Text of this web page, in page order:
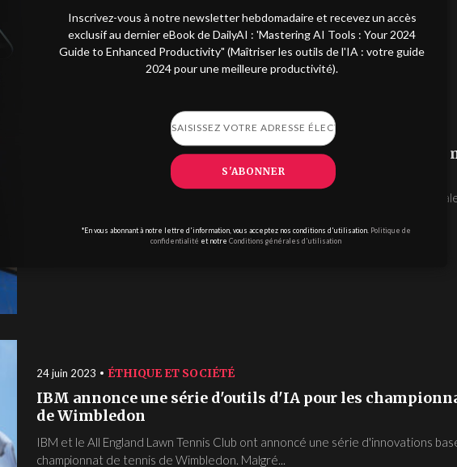
IBM publie une nouvelle étude sur l'impact de l'IA sur le
Selon une récente étude d'IBM, pas moins de 40% de la main-d'œuvre
24 juin 2023 ÉTHIQUE ET SOCIÉTÉ
IBM annonce une série d'outils d'IA pour les
de Wimbledon
IBM et le All England Lawn Tennis Club ont annoncé une série d'innovations
championnat de tennis de Wimbledon. Malgré...
Inscrivez-vous à notre newsletter hebdomadaire et recevez un accès
exclusif au dernier eBook de DailyAI : 'Mastering AI Tools : Your 2024
Guide to Enhanced Productivity" (Maîtriser les outils de l'IA : votre guide
2024 pour une meilleure productivité).
S'ABONNER
*En vous abonnant à notre lettre d'information, vous acceptez nos conditions d'utilisation. Politique de
confidentialité et notreConditions générales d'utilisation